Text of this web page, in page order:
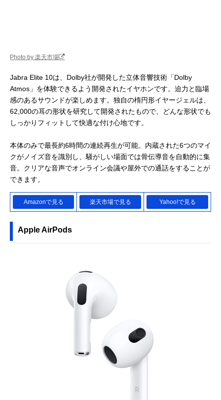
Photo by 楽天市場
Jabra Elite 10は、Dolby社が開発した立体音響技術「Dolby
Atmos」を体験できるよう開発されたイヤホンです。迫力と臨場
感のあるサウンドが楽しめます。独自の楕円形イヤージェルは、
62,000の耳の形状を研究して開発されたもので、どんな形状でも
しっかりフィットして快適な付け心地です。
本体のみで最長約6時間の連続再生が可能。内蔵された6つのマイ
クがノイズ音を識別し、騒がしい場面では骨伝導音を自動的に集
音。クリアな音声でオンライン会議や屋外での通話をすることが
できます。
Amazonで見る 楽天市場で見る Yahoo!で見る
Apple AirPods